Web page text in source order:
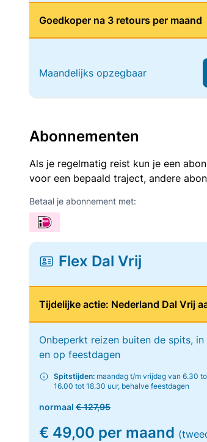
Goedkoper na 3 retours per maand
Maandelijks opzegbaar
Abonnementen
Als je regelmatig reist kun je een
voor een bepaald traject, andere
Betaal je abonnement met:
Flex Dal Vrij
Tijdelijke actie: Nederland Dal Vrij
Onbeperkt reizen buiten de spits,
en op feestdagen
Spitstijden: maandag t/m vrijdag van 6.30
16.00 tot 18.30 uur, behalve feestdagen
normaal € 127,95
€ 49,00 per maand